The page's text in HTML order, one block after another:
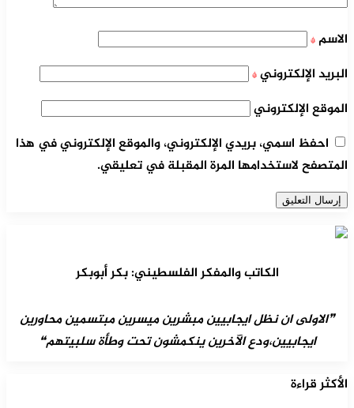
الاسم *
البريد الإلكتروني *
الموقع الإلكتروني
احفظ اسمي، بريدي الإلكتروني، والموقع الإلكتروني في هذا
المتصفح لاستخدامها المرة المقبلة في تعليقي.
الكاتب والمفكر الفلسطيني: بكر أبوبكر
❞الاولى ان نظل ايجابيين مبشرين ميسرين مبتسمين محاورين
ايجابيين،ودع الآخرين ينكمشون تحت وطأة سلبيتهم❝
الأكثر قراءة